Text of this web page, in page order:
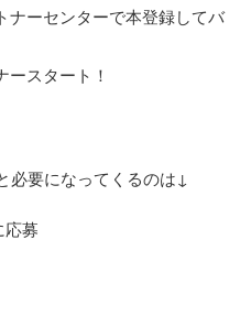
ナーセンターで本登録してバ
ースタート！
必要になってくるのは↓
応募